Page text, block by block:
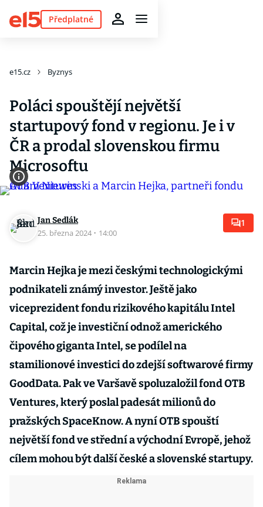
Předplatné
e15.cz Byznys
Poláci spouštějí největší
startupový fond v regionu. Je i v
ČR a prodal slovenskou firmu
Microsoftu
Jan Sedlák
25. března 2024 · 14:00
1
Marcin Hejka je mezi českými technologickými
podnikateli známý investor. Ještě jako
viceprezident fondu rizikového kapitálu Intel
Capital, což je investiční odnož amerického
čipového giganta Intel, se podílel na
stamilionové investici do zdejší softwarové firmy
GoodData. Pak ve Varšavě spoluzaložil fond OTB
Ventures, který poslal padesát milionů do
pražských SpaceKnow. A nyní OTB spouští
největší fond ve střední a východní Evropě, jehož
cílem mohou být další české a slovenské startupy.